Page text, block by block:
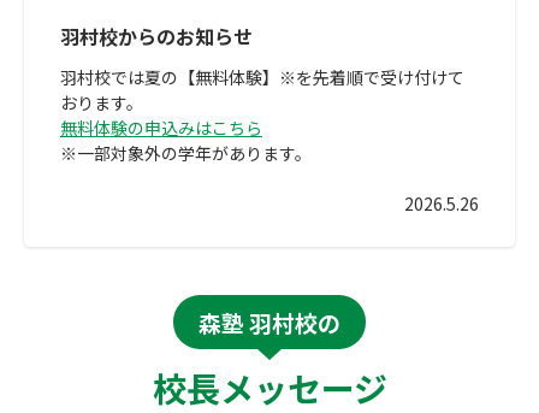
羽村校からのお知らせ
羽村校では夏の【無料体験】※を先着順で受け付けて
おります。
無料体験の申込みはこちら
※一部対象外の学年があります。
2026.5.26
森塾 羽村校の
校長メッセージ